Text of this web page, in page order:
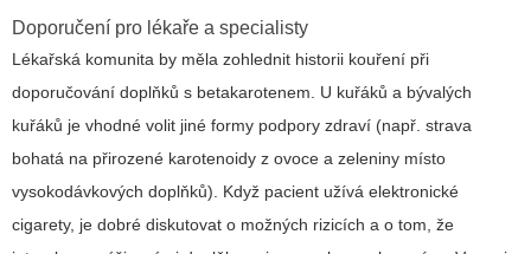
Doporučení pro lékaře a specialisty
Lékařská komunita by měla zohlednit historii kouření při
doporučování doplňků s betakarotenem. U kuřáků a bývalých
kuřáků je vhodné volit jiné formy podpory zdraví (např. strava
bohatá na přirozené karotenoidy z ovoce a zeleniny místo
vysokodávkových doplňků). Když pacient užívá elektronické
cigarety, je dobré diskutovat o možných rizicích a o tom, že